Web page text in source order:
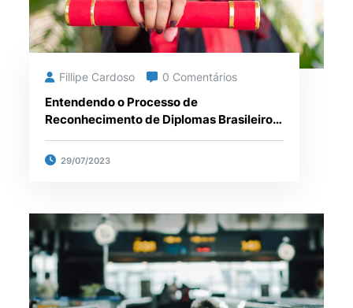
Fillipe Cardoso 0 Comentários
Entendendo o Processo de
Reconhecimento de Diplomas Brasileiros
29/07/2023